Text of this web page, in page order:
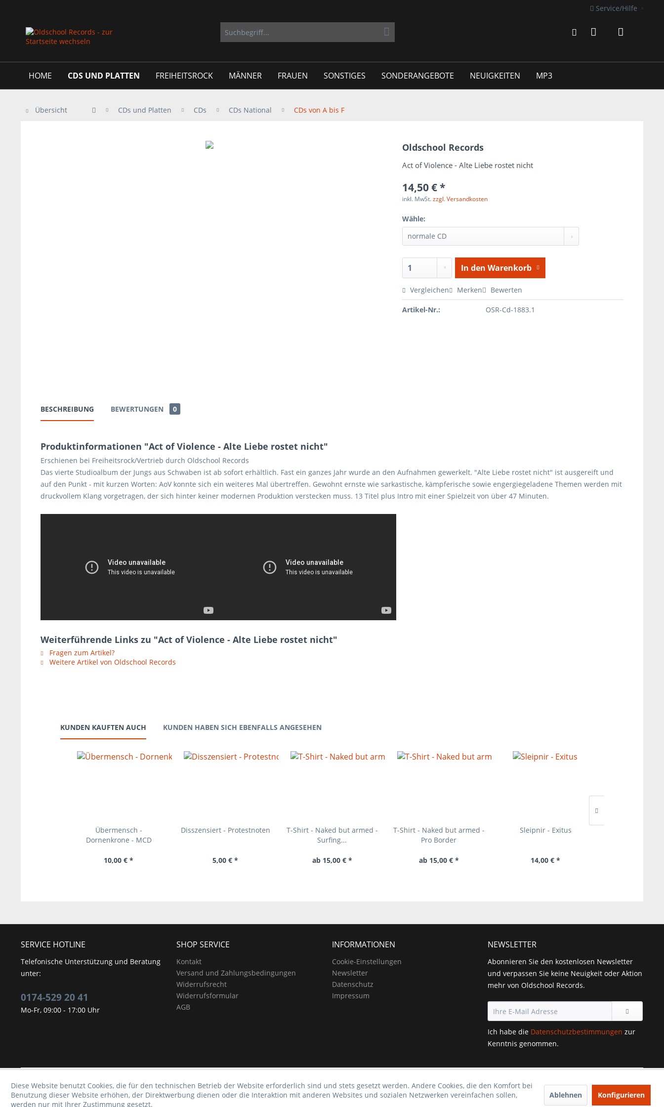
Service/Hilfe
HOME CDS UND PLATTEN FREIHEITSROCK MÄNNER FRAUEN SONSTIGES SONDERANGEBOTE NEUIGKEITEN MP3
Übersicht CDs und Platten CDs CDs National CDs von A bis F
Oldschool Records
Act of Violence - Alte Liebe rostet nicht
14,50 € *
inkl. MwSt.zzgl. Versandkosten
Wähle:
In den Warenkorb
Vergleichen Merken Bewerten
Artikel-Nr.: OSR-Cd-1883.1
BESCHREIBUNG BEWERTUNGEN 0
Produktinformationen "Act of Violence - Alte Liebe rostet nicht"
Erschienen bei Freiheitsrock/Vertrieb durch Oldschool Records
Das vierte Studioalbum der Jungs aus Schwaben ist ab sofort erhältlich. Fast ein ganzes Jahr wurde an den Aufnahmen gewerkelt. "Alte Liebe rostet nicht" ist ausgereift und
auf den Punkt - mit kurzen Worten: AoV konnte sich ein weiteres Mal übertreffen. Gewohnt ernste wie sarkastische, kämpferische sowie engergiegeladene Themen werden mit
druckvollem Klang vorgetragen, der sich hinter keiner modernen Produktion verstecken muss. 13 Titel plus Intro mit einer Spielzeit von über 47 Minuten.
Weiterführende Links zu "Act of Violence - Alte Liebe rostet nicht"
Fragen zum Artikel?
Weitere Artikel von Oldschool Records
KUNDEN KAUFTEN AUCH KUNDEN HABEN SICH EBENFALLS ANGESEHEN
Übermensch -
Dornenkrone - MCD
10,00 € *
Disszensiert - Protestnoten
5,00 € *
T-Shirt - Naked but armed -
Surfing...
ab 15,00 € *
T-Shirt - Naked but armed -
Pro Border
ab 15,00 € *
Sleipnir - Exitus
14,00 € *
SERVICE HOTLINE
Telefonische Unterstützung und Beratung
unter:
0174-529 20 41
Mo-Fr, 09:00 - 17:00 Uhr
SHOP SERVICE
Kontakt
Versand und Zahlungsbedingungen
Widerrufsrecht
Widerrufsformular
AGB
INFORMATIONEN
Cookie-Einstellungen
Newsletter
Datenschutz
Impressum
NEWSLETTER
Abonnieren Sie den kostenlosen Newsletter
und verpassen Sie keine Neuigkeit oder Aktion
mehr von Oldschool Records.
Ich habe die Datenschutzbestimmungen zur
Kenntnis genommen.
Diese Website benutzt Cookies, die für den technischen Betrieb der Website erforderlich sind und stets gesetzt werden. Andere Cookies, die den Komfort bei
Benutzung dieser Website erhöhen, der Direktwerbung dienen oder die Interaktion mit anderen Websites und sozialen Netzwerken vereinfachen sollen,
werden nur mit Ihrer Zustimmung gesetzt.
Ablehnen Konfigurieren